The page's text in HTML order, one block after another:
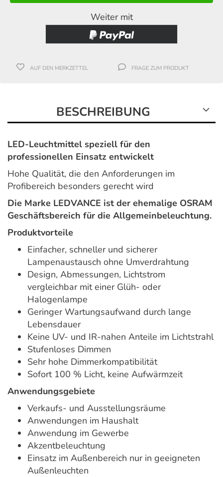
Weiter mit
AUF DEN MERKZETTEL FRAGE ZUM PRODUKT
BESCHREIBUNG
LED-Leuchtmittel speziell für den
professionellen Einsatz entwickelt
Hohe Qualität, die den Anforderungen im
Profibereich besonders gerecht wird
Die Marke LEDVANCE ist der ehemalige OSRAM
Geschäftsbereich für die Allgemeinbeleuchtung.
Produktvorteile
Einfacher, schneller und sicherer
Lampenaustausch ohne Umverdrahtung
Design, Abmessungen, Lichtstrom
vergleichbar mit einer Glüh- oder
Halogenlampe
Geringer Wartungsaufwand durch lange
Lebensdauer
Keine UV- und IR-nahen Anteile im Lichtstrahl
Stufenloses Dimmen
Sehr hohe Dimmerkompatibilität
Sofort 100 % Licht, keine Aufwärmzeit
Anwendungsgebiete
Verkaufs- und Ausstellungsräume
Anwendungen im Haushalt
Anwendung im Gewerbe
Akzentbeleuchtung
Einsatz im Außenbereich nur in geeigneten
Außenleuchten